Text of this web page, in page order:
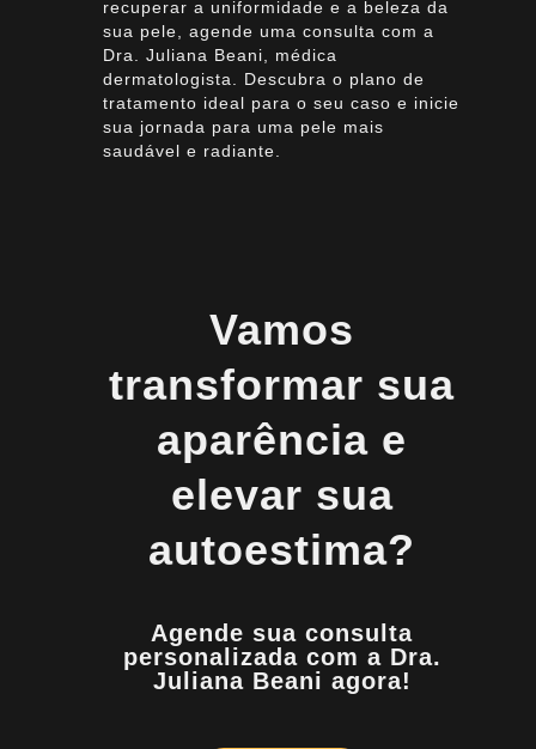
recuperar a uniformidade e a beleza da
sua pele, agende uma consulta com a
Dra. Juliana Beani, médica
dermatologista. Descubra o plano de
tratamento ideal para o seu caso e inicie
sua jornada para uma pele mais
saudável e radiante.
Vamos
transformar sua
aparência e
elevar sua
autoestima?
Agende sua consulta
personalizada com a Dra.
Juliana Beani agora!